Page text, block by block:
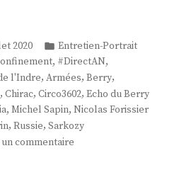
2020
Publié
dans
Entretien-Portrait
, #DirectAN,
l'Indre, Armées, Berry,
, Chirac, Circo3602, Echo du Berry
, Michel Sapin, Nicolas Forissier
, Russie, Sarkozy
commentaire